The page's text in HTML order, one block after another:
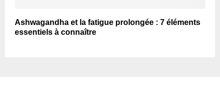
Ashwagandha et la fatigue prolongée : 7 éléments
essentiels à connaître